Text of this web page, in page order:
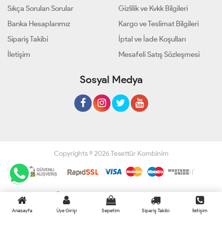
Sıkça Sorulan Sorular
Banka Hesaplarımız
Sipariş Takibi
İletişim
Gizlilik ve Kvkk Bilgileri
Kargo ve Teslimat Bilgileri
İptal ve İade Koşulları
Mesafeli Satış Sözleşmesi
Sosyal Medya
Copyrights © 2026 Tesettür Kombinim
Geliştir - powered by innovation
Anasayfa Üye Girişi Sepetim Sipariş Takibi İletişim